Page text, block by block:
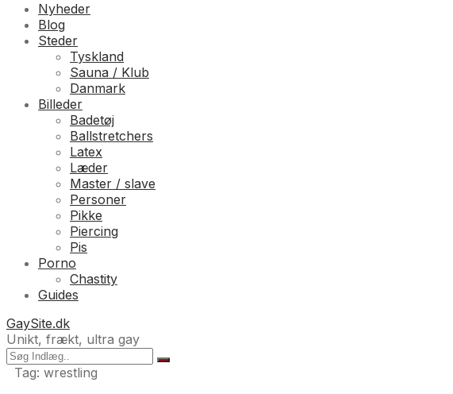
Nyheder
Blog
Steder
Tyskland
Sauna / Klub
Danmark
Billeder
Badetøj
Ballstretchers
Latex
Læder
Master / slave
Personer
Pikke
Piercing
Pis
Porno
Chastity
Guides
GaySite.dk
Unikt, frækt, ultra gay
Tag: wrestling